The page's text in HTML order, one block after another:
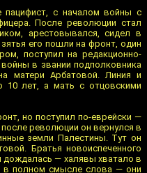
пацифист, с началом войны с
После революции стал
арестовывался, сидел в
его пошли на фронт, один
поступил на редакционно-
в звании подполковника
матери Арбатовой. Линия и
10 лет, а мать с отцовскими
но поступил по-еврейски —
революции он вернулся в
земли Палестины. Тут он
Братья новоиспеченного
дождалась — халявы хватало в
в полном смысле слова — они